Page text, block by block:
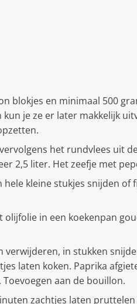
blokjes en minimaal 500
je ze er later makkelijk
het rundvlees uit
2,5 liter. Het zeefje met
hele kleine stukjes snijden
olijfolie in een koekenpan
verwijderen, in stukken
laten koken. Paprika
aan de bouillon.
zachtjes laten